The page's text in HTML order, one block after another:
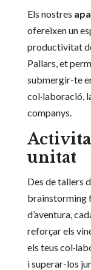
Els nostres
ofereixen un
productivitat
Pallars, et
submergir-te
col·laboració,
companys.
unitat
Des de tallers
brainstorming
d’aventura,
reforçar els
els teus
i superar-los